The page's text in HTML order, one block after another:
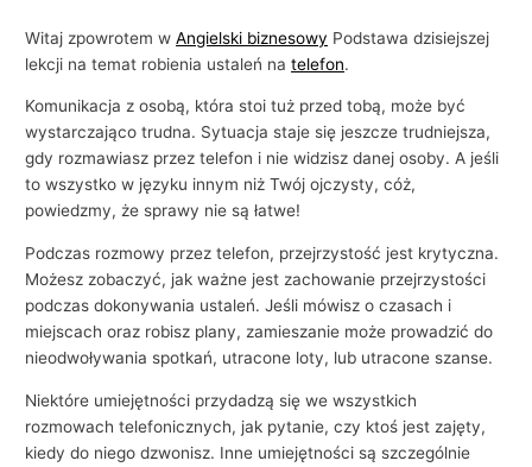
Witaj zpowrotem wAngielski biznesowy Podstawa dzisiejszej
lekcji na temat robienia ustaleń natelefon.
Komunikacja z osobą, która stoi tuż przed tobą, może być
wystarczająco trudna. Sytuacja staje się jeszcze trudniejsza,
gdy rozmawiasz przez telefon i nie widzisz danej osoby. A jeśli
to wszystko w języku innym niż Twój ojczysty, cóż,
powiedzmy, że sprawy nie są łatwe!
Podczas rozmowy przez telefon, przejrzystość jest krytyczna.
Możesz zobaczyć, jak ważne jest zachowanie przejrzystości
podczas dokonywania ustaleń. Jeśli mówisz o czasach i
miejscach oraz robisz plany, zamieszanie może prowadzić do
nieodwoływania spotkań, utracone loty, lub utracone szanse.
Niektóre umiejętności przydadzą się we wszystkich
rozmowach telefonicznych, jak pytanie, czy ktoś jest zajęty,
kiedy do niego dzwonisz. Inne umiejętności są szczególnie